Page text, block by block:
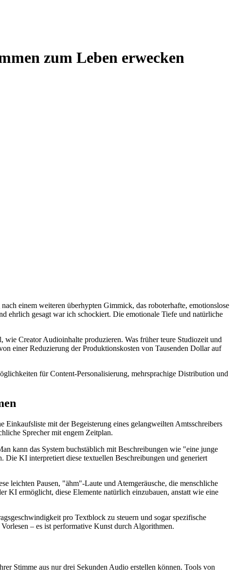
zum Leben erwecken
einem weiteren überhypten Gimmick, das roboterhafte, emotionslose
ehrlich gesagt war ich schockiert. Die emotionale Tiefe und natürliche
Creator Audioinhalte produzieren. Was früher teure Studiozeit und
einer Reduzierung der Produktionskosten von Tausenden Dollar auf
für Content-Personalisierung, mehrsprachige Distribution und
mit der Begeisterung eines gelangweilten Amtsschreibers
Sprecher mit engem Zeitplan.
kann das System buchstäblich mit Beschreibungen wie "eine junge
KI interpretiert diese textuellen Beschreibungen und generiert
leichten Pausen, "ähm"-Laute und Atemgeräusche, die menschliche
KI ermöglicht, diese Elemente natürlich einzubauen, anstatt wie eine
pro Textblock zu steuern und sogar spezifische
– es ist performative Kunst durch Algorithmen.
Stimme aus nur drei Sekunden Audio erstellen können. Tools von